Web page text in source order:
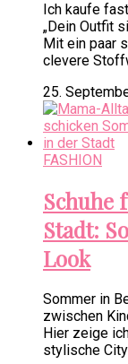
Ich kaufe
„Dein Outfit
Mit ein paar
clevere
25.
FASHION
Schuhe
Stadt:
Look
Sommer in
zwischen
Hier zeige
stylische